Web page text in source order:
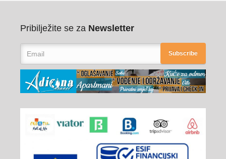
Pribilježite se za Newsletter
Subscribe